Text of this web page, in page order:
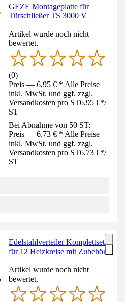
GEZE Montageplatte für
Türschließer TS 3000 V
Artikel wurde noch nicht
bewertet.
(0)
Preis — 6,95 € * Alle Preise
inkl. MwSt. und ggf. zzgl.
Versandkosten pro ST6,95 €*/
ST
Bei Abnahme von 50 ST:
Preis — 6,73 € * Alle Preise
inkl. MwSt. und ggf. zzgl.
Versandkosten pro ST6,73 €*/
ST
Edelstahlverteiler Komplettset
für 12 Heizkreise mit Zubehör
Artikel wurde noch nicht
bewertet.